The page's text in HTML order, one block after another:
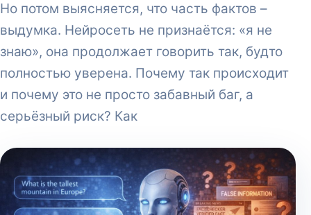
Но потом выясняется, что часть фактов –
выдумка. Нейросеть не признаётся: «я не
знаю», она продолжает говорить так, будто
полностью уверена. Почему так происходит
и почему это не просто забавный баг, а
серьёзный риск? Как